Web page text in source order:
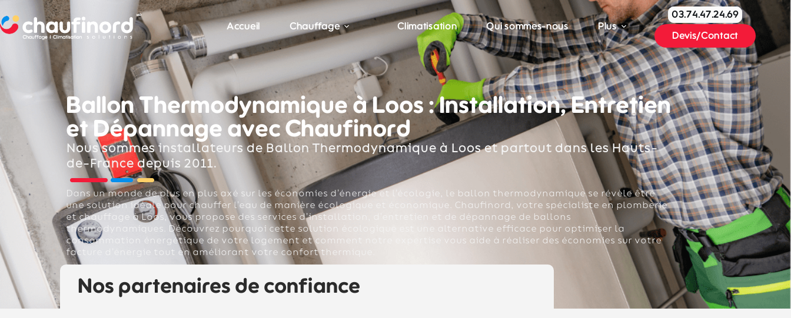
Accueil Chauffage Climatisation Qui sommes-nous Plus
03.74.47.24.69
Devis/Contact
Ballon Thermodynamique à Loos : Installation, Entretien
et Dépannage avec Chaufinord
Nous sommes installateurs de Ballon Thermodynamique à Loos et partout dans les Hauts-
de-France depuis 2011.
Dans un monde de plus en plus axé sur les économies d’énergie et l’écologie, le ballon thermodynamique se révèle être
une solution idéale pour chauffer l’eau de manière écologique et économique. Chaufinord, votre spécialiste en plomberie
et chauffage à Loos, vous propose des services d’installation, d’entretien et de dépannage de ballons
thermodynamiques. Découvrez pourquoi cette solution écologique est une alternative efficace pour optimiser la
consommation énergétique de votre logement et comment notre expertise vous aide à réaliser des économies sur votre
facture d’énergie tout en améliorant votre confort thermique.
Nos partenaires de confiance